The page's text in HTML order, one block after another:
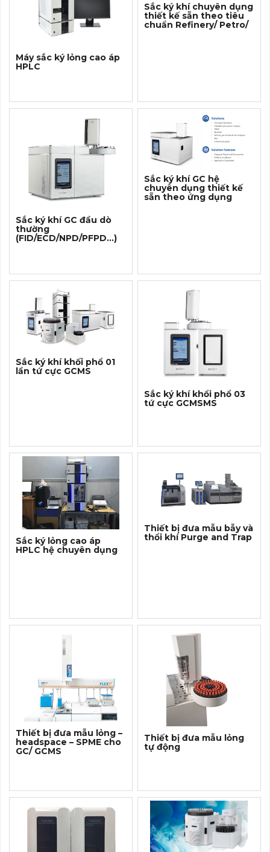
Máy sắc ký lỏng cao áp
HPLC
Sắc ký khí chuyên dụng
thiết kế sẵn theo tiêu
chuẩn Refinery/ Petro/
Sắc ký khí GC đầu dò
thường
(FID/ECD/NPD/PFPD...)
Sắc ký khí GC hệ
chuyên dụng thiết kế
sẵn theo ứng dụng
Sắc ký khí khối phổ 01
lần tứ cực GCMS
Sắc ký khí khổi phổ 03
tứ cực GCMSMS
Sắc ký lỏng cao áp
HPLC hệ chuyên dụng
Thiết bị đưa mẫu bẫy và
thổi khí Purge and Trap
Thiết bị đưa mẫu lỏng –
headspace – SPME cho
GC/ GCMS
Thiết bị đưa mẫu lỏng
tự động